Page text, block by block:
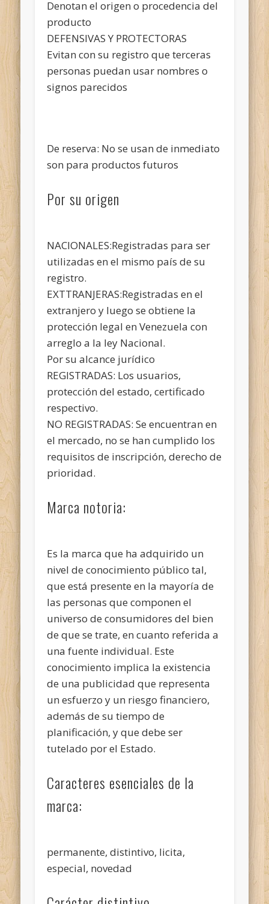
Denotan el origen o procedencia del
producto
DEFENSIVAS Y PROTECTORAS
Evitan con su registro que terceras
personas puedan usar nombres o
signos parecidos
De reserva: No se usan de inmediato
son para productos futuros
Por su origen
NACIONALES:Registradas para ser
utilizadas en el mismo país de su
registro.
EXTTRANJERAS:Registradas en el
extranjero y luego se obtiene la
protección legal en Venezuela con
arreglo a la ley Nacional.
Por su alcance jurídico
REGISTRADAS: Los usuarios,
protección del estado, certificado
respectivo.
NO REGISTRADAS: Se encuentran en
el mercado, no se han cumplido los
requisitos de inscripción, derecho de
prioridad.
Marca notoria:
Es la marca que ha adquirido un
nivel de conocimiento público tal,
que está presente en la mayoría de
las personas que componen el
universo de consumidores del bien
de que se trate, en cuanto referida a
una fuente individual. Este
conocimiento implica la existencia
de una publicidad que representa
un esfuerzo y un riesgo financiero,
además de su tiempo de
planificación, y que debe ser
tutelado por el Estado.
Caracteres esenciales de la
marca:
permanente, distintivo, licita,
especial, novedad